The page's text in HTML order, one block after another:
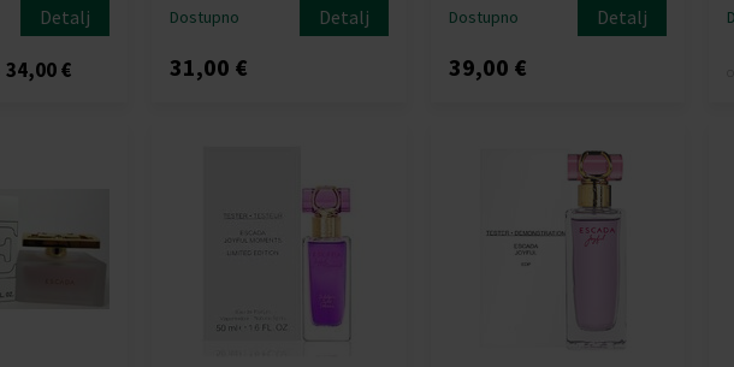
Detalj
34,00 €
Dostupno Detalj
31,00 €
Dostupno Detalj
39,00 €